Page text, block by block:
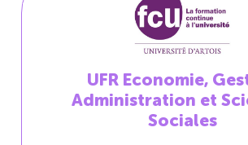
UFR Economie,
Administration et
Sociales